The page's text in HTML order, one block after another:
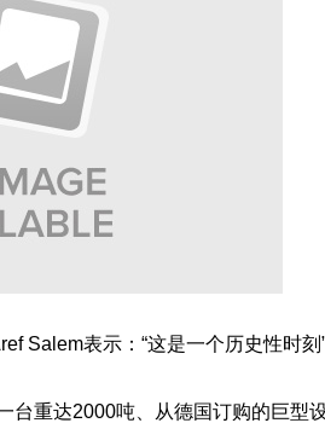
Salem表示：“这是一个历史性时刻”
台重达2000吨、从德国订购的巨型